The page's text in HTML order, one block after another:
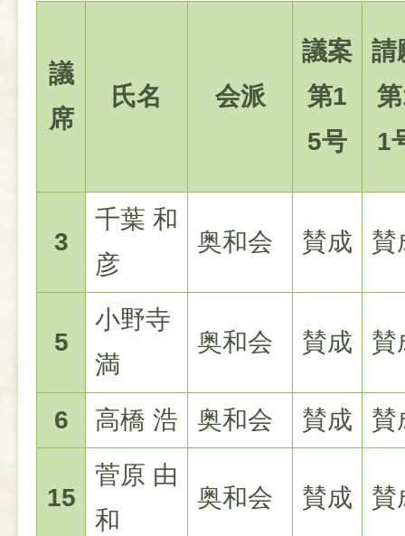
議
席
氏名 会派
議案
第1
5号
請
1
3
千葉 和
彦
奥和会 賛成 賛
5
小野寺
満
奥和会 賛成 賛
6 高橋 浩 奥和会 賛成 賛
15
菅原 由
和
奥和会 賛成 賛